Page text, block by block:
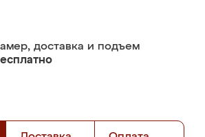
доставка и подъем